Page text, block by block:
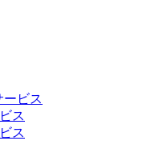
ビス
ス
ス